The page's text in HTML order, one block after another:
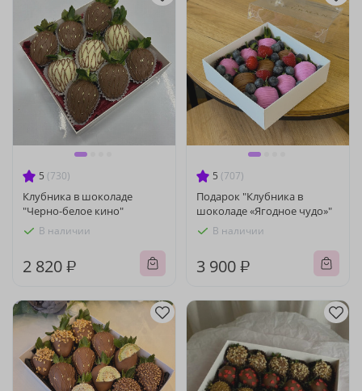
5 (730)
Клубника в шоколаде
"Черно-белое кино"
В наличии
2 820 ₽
5 (707)
Подарок "Клубника в
шоколаде «Ягодное чудо»"
В наличии
3 900 ₽